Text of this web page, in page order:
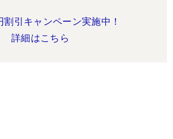
引キャンペーン実施中！
詳細はこちら